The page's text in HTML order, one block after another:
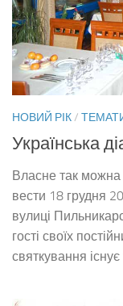
НОВИЙ РІК/
Українська
Власне так можна
вести 18 грудня
вулиці
гості своїх
святкування існує